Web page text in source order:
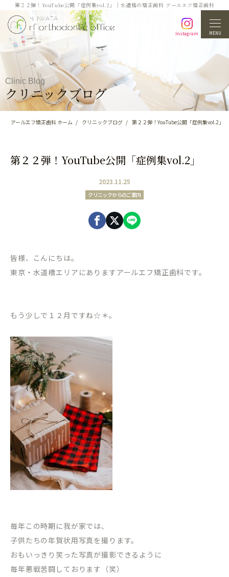
第２２弾！YouTube公開「症例集vol.2」｜水道橋の矯正歯科 アールエフ矯正歯科
Instagram MENU
Clinic Blog
クリニックブログ
アールエフ矯正歯科 ホーム クリニックブログ 第２２弾！YouTube公開「症例集vol.2」
第２２弾！YouTube公開「症例集vol.2」
2023.11.25
クリニックからのご案内
皆様、こんにちは。
東京・水道橋エリアにありますアールエフ矯正歯科です。
もう少しで１２月ですね☆＊。
毎年この時期に我が家では、
子供たちの年賀状用写真を撮ります。
おもいっきり笑った写真が撮影できるように
毎年悪戦苦闘しております（笑）